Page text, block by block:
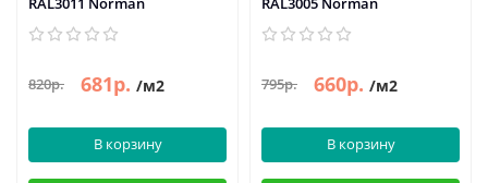
820р. 681р. /м2
В корзину
795р. 660р. /м2
В корзину